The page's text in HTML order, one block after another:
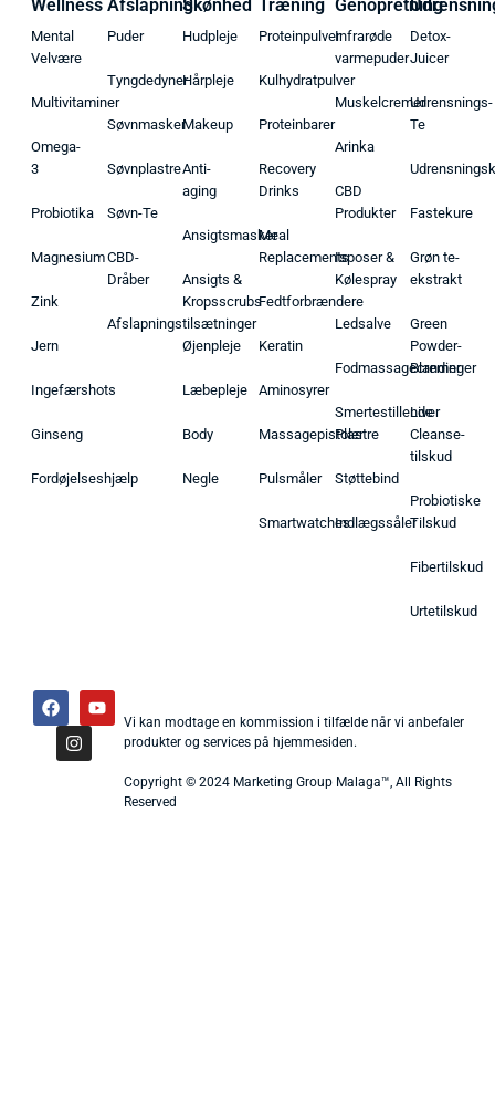
Wellness
Mental
Velvære
Multivitaminer
Omega-
3
Probiotika
Magnesium
Zink
Jern
Ingefærshots
Ginseng
Fordøjelseshjælp
Afslapning
Puder
Tyngdedyner
Søvnmasker
Søvnplastre
Søvn-Te
CBD-
Dråber
Afslapningstilsætninger
Skønhed
Hudpleje
Hårpleje
Makeup
Anti-
aging
Ansigtsmasker
Ansigts &
Kropsscrubs
Øjenpleje
Læbepleje
Body
Negle
Træning
Proteinpulver
Kulhydratpulver
Proteinbarer
Recovery
Drinks
Meal
Replacements
Fedtforbrændere
Keratin
Aminosyrer
Massagepistoler
Pulsmåler
Smartwatches
Genopretning
Infrarøde
varmepuder
Muskelcremer
Arinka
CBD
Produkter
Isposer &
Kølespray
Ledsalve
Fodmassagecremer
Smertestillende
Plastre
Støttebind
Indlægssåler
Detox-
Juicer
Udrensnings-
Te
Fastekure
Grøn te-
ekstrakt
Green
Powder-
Blandinger
Liver
Cleanse-
tilskud
Probiotiske
Tilskud
Fibertilskud
Urtetilskud
Vi kan modtage en kommission i tilfælde når vi anbefaler
produkter og services på hjemmesiden.
Copyright © 2024 Marketing Group Malaga™, All Rights
Reserved